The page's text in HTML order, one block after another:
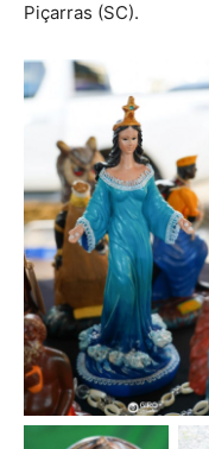
Piçarras (SC).